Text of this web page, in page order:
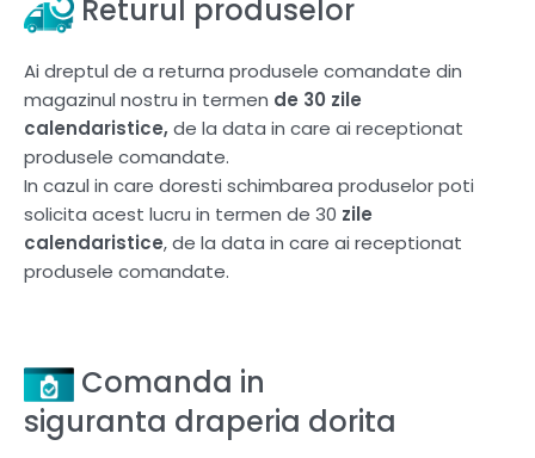
Returul produselor
Ai dreptul de a returna produsele comandate din
magazinul nostru in termen de 30 zile
calendaristice,de la data in care ai receptionat
produsele comandate.
In cazul in care doresti schimbarea produselor poti
solicita acest lucru in termen de 30 zile
calendaristice, de la data in care ai receptionat
produsele comandate.
Comanda in
siguranta draperia dorita